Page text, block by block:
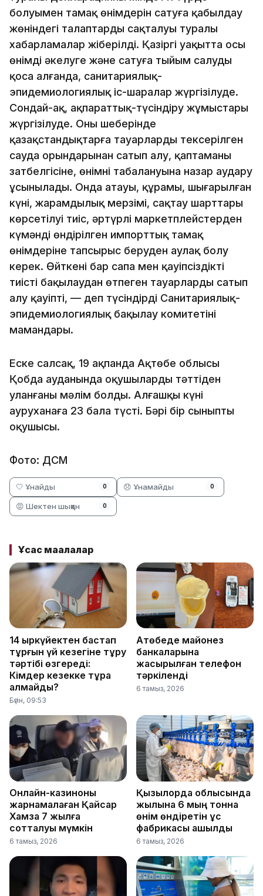
болуымен тамақ өнімдерін сатуға қабылдау
жөніндегі талаптардың сақталуы туралы
хабарламалар жіберілді. Қазіргі уақытта осы
өнімді әкелуге және сатуға тыйым салуды
қоса алғанда, санитариялық-
эпидемиологиялық іс-шаралар жүргізілуде.
Сондай-ақ, ақпараттық-түсіндіру жұмыстары
жүргізілуде. Оның шеңберінде
қазақстандықтарға тауарларды тексерілген
сауда орындарынан сатып алу, қаптаманың
затбелгісіне, өнімнің таңбалануына назар аудару
ұсынылады. Онда атауы, құрамы, шығарылған
күні, жарамдылық мерзімі, сақтау шарттары
көрсетілуі тиіс, әртүрлі маркетплейстерден
күмәнді өндірілген импорттық тамақ
өнімдеріне тапсырыс беруден аулақ болу
керек. Өйткені бар сапа мен қауіпсіздікті
тиісті бақылаудан өтпеген тауарларды сатып
алу қауіпті, — деп түсіндірді Санитариялық-
эпидемиологиялық бақылау комитетінің
мамандары.
Еске салсақ, 19 ақпанда Ақтөбе облысы
Қобда ауданында оқушылардың тәттіден
уланғаны мәлім болды. Алғашқы күні
ауруханаға 23 бала түсті. Бәрі бір сыныптың
оқушысы.
Фото: ДСМ
🤍 Ұнайды 0 😞 Ұнамайды 0
😡 Шектен шыққан 0
Ұқсас мақалалар
14 қыркүйектен бастап
тұрғын үй кезегіне тұру
тәртібі өзгереді:
Кімдер кезекке тұра
алмайды?
Бүгін, 09:53
Ақтөбеде майонез
банкаларына
жасырылған телефон
тәркіленді
6 тамыз, 2026
Онлайн-казиноны
жарнамалаған Қайсар
Хамза 7 жылға
сотталуы мүмкін
6 тамыз, 2026
Қызылорда облысында
жылына 6 мың тонна
өнім өндіретін құс
фабрикасы ашылды
6 тамыз, 2026